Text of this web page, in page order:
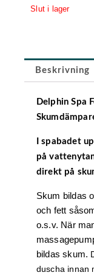
Slut i lager
Beskrivning
Delphin Spa
I spabadet
på
direkt på
Skum bildas
och fett
o.s.v. När
bildas skum.
duscha innan